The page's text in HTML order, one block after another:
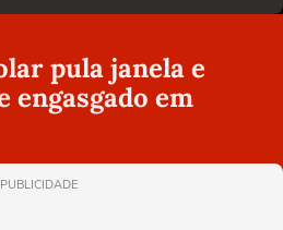
pula janela e
engasgado em
PUBLICIDADE